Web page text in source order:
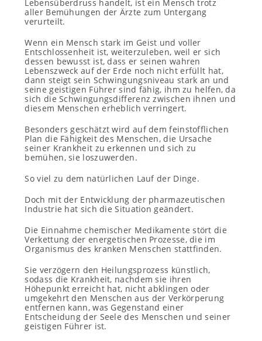
Lebensüberdruss handelt, ist ein Mensch trotz
aller Bemühungen der Ärzte zum Untergang
verurteilt.
Wenn ein Mensch stark im Geist und voller
Entschlossenheit ist, weiterzuleben, weil er sich
dessen bewusst ist, dass er seinen wahren
Lebenszweck auf der Erde noch nicht erfüllt hat,
dann steigt sein Schwingungsniveau stark an und
seine geistigen Führer sind fähig, ihm zu helfen, da
sich die Schwingungsdifferenz zwischen ihnen und
diesem Menschen erheblich verringert.
Besonders geschätzt wird auf dem feinstofflichen
Plan die Fähigkeit des Menschen, die Ursache
seiner Krankheit zu erkennen und sich zu
bemühen, sie loszuwerden.
So viel zu dem natürlichen Lauf der Dinge.
Doch mit der Entwicklung der pharmazeutischen
Industrie hat sich die Situation geändert.
Die Einnahme chemischer Medikamente stört die
Verkettung der energetischen Prozesse, die im
Organismus des kranken Menschen stattfinden.
Sie verzögern den Heilungsprozess künstlich,
sodass die Krankheit, nachdem sie ihren
Höhepunkt erreicht hat, nicht abklingen oder
umgekehrt den Menschen aus der Verkörperung
entfernen kann, was Gegenstand einer
Entscheidung der Seele des Menschen und seiner
geistigen Führer ist.